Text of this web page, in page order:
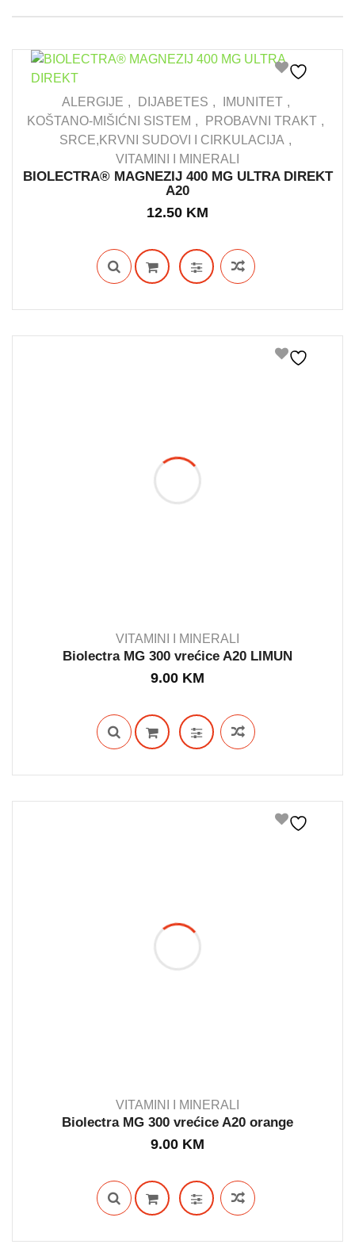
IN STOCK
ALERGIJE DIJABETES
IMUNITET
KOŠTANO-MIŠIĆNI SISTEM
PROBAVNI TRAKT
SRCE,KRVNI SUDOVI I CIRKULACIJA
VITAMINI I MINERALI
BIOLECTRA® MAGNEZIJ 400 MG ULTRA DIREKT
A20
12.50 KM
IN STOCK
VITAMINI I MINERALI
Biolectra MG 300 vrećice A20 LIMUN
9.00 KM
IN STOCK
VITAMINI I MINERALI
Biolectra MG 300 vrećice A20 orange
9.00 KM